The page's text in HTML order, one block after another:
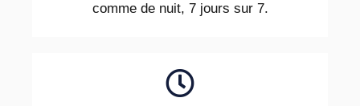
comme de nuit, 7 jours sur 7.